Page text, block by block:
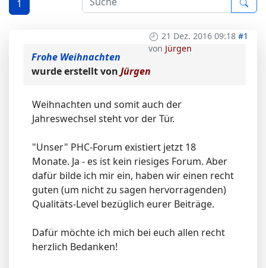
1
21 Dez. 2016 09:18 #1
von Jürgen
Frohe Weihnachten
wurde erstellt von Jürgen
Weihnachten und somit auch der
Jahreswechsel steht vor der Tür.
"Unser" PHC-Forum existiert jetzt 18
Monate. Ja - es ist kein riesiges Forum. Aber
dafür bilde ich mir ein, haben wir einen recht
guten (um nicht zu sagen hervorragenden)
Qualitäts-Level bezüglich eurer Beiträge.
Dafür möchte ich mich bei euch allen recht
herzlich Bedanken!